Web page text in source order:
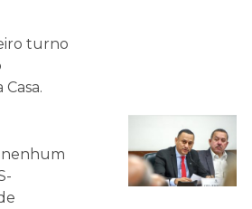
turno
nenhum